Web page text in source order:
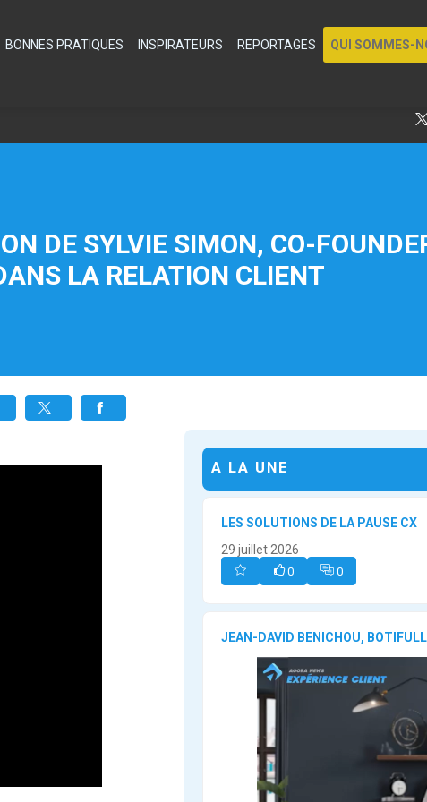
BONNES PRATIQUES INSPIRATEURS REPORTAGES QUI SOMMES-
DE SYLVIE SIMON, CO-
LA RELATION CLIENT
A LA UNE
LES SOLUTIONS DE LA PAUSE CX
29 juillet 2026
0 0
JEAN-DAVID BENICHOU, BOTIFULL